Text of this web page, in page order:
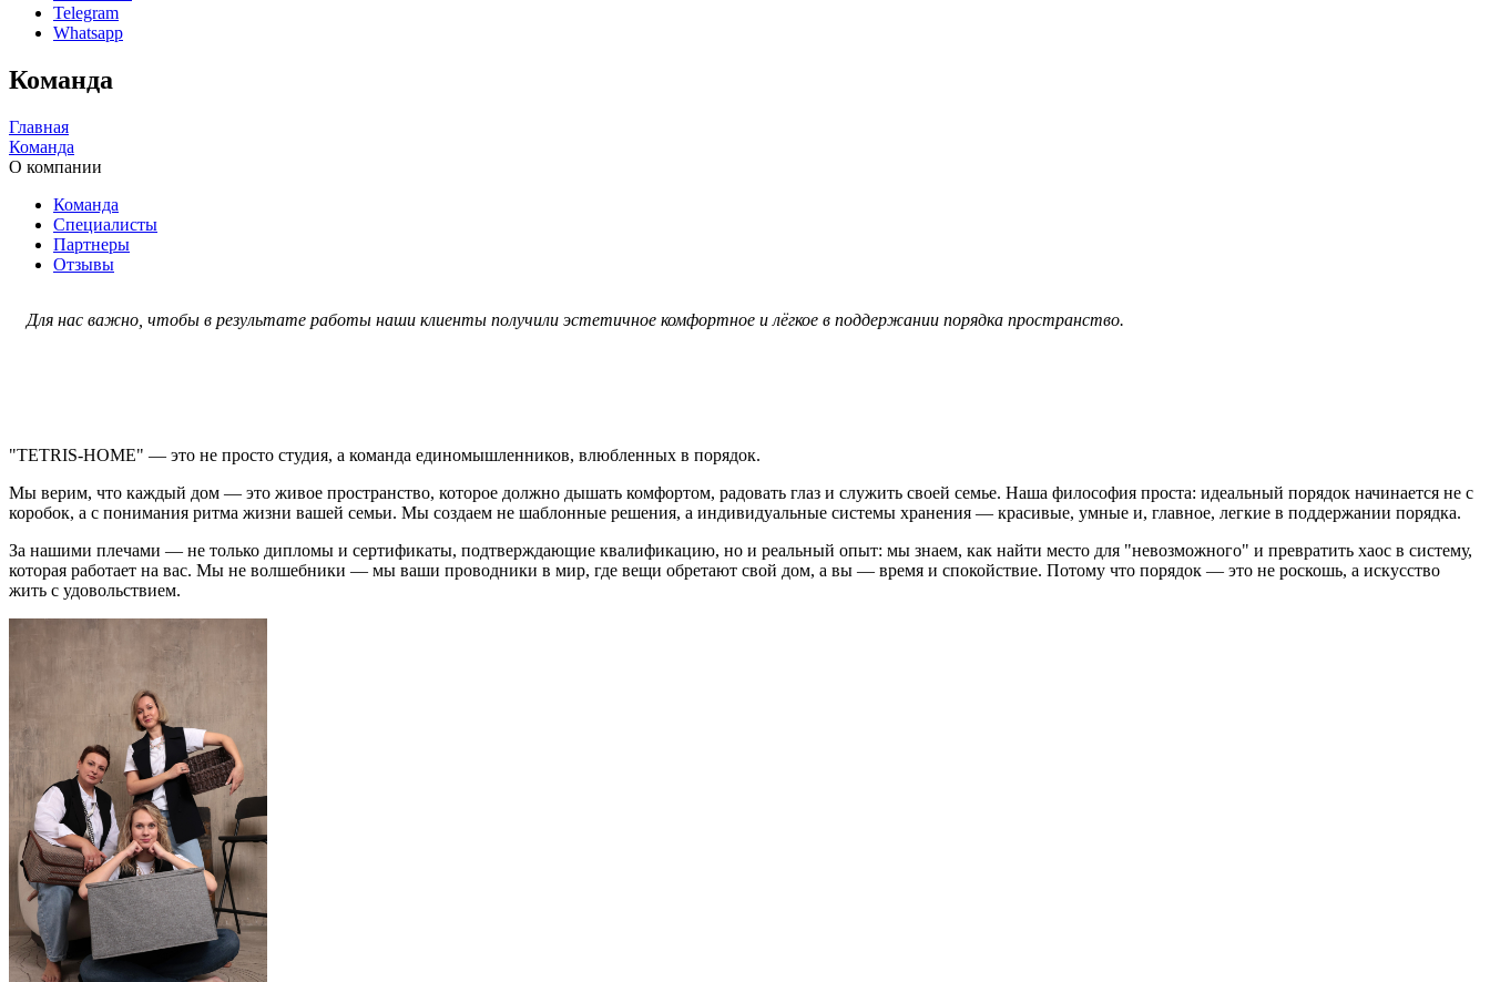
Telegram
Whatsapp
Команда
Главная
Команда
О компании
Команда
Специалисты
Партнеры
Отзывы
Для нас важно, чтобы в результате работы наши клиенты получили эстетичное комфортное и лёгкое в поддержании порядка пространство.
"TETRIS-HOME" — это не просто студия, а команда единомышленников, влюбленных в порядок.
Мы верим, что каждый дом — это живое пространство, которое должно дышать комфортом, радовать глаз и служить своей семье. Наша философия проста: идеальный порядок начинается не с
коробок, а с понимания ритма жизни вашей семьи. Мы создаем не шаблонные решения, а индивидуальные системы хранения — красивые, умные и, главное, легкие в поддержании порядка.
За нашими плечами — не только дипломы и сертификаты, подтверждающие квалификацию, но и реальный опыт: мы знаем, как найти место для "невозможного" и превратить хаос в систему,
которая работает на вас. Мы не волшебники — мы ваши проводники в мир, где вещи обретают свой дом, а вы — время и спокойствие. Потому что порядок — это не роскошь, а искусство
жить с удовольствием.